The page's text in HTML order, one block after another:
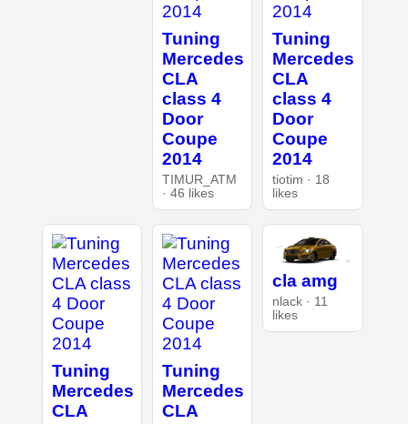
Tuning
Mercedes
CLA
class 4
Door
Coupe
2014
TIMUR_ATM
· 46 likes
Tuning
Mercedes
CLA
class 4
Door
Coupe
2014
tiotim · 18
likes
Tuning
Mercedes
CLA
Tuning
Mercedes
CLA
cla amg
nlack · 11
likes